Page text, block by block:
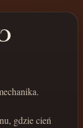
gdzie cień